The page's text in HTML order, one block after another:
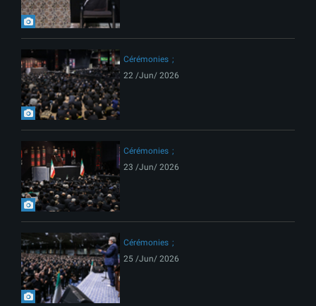
Cérémonies
22 /Jun/ 2026
Cérémonies
23 /Jun/ 2026
Cérémonies
25 /Jun/ 2026